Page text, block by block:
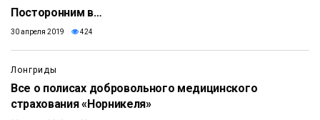
Посторонним в…
30 апреля 2019 424
11:26
Лонгриды
Все о полисах добровольного медицинского
страхования «Норникеля»